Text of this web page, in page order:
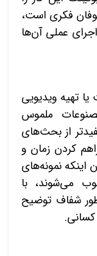
فکری است،
اجرای عملی آن‌ها
تهیه ویدیویی
ملموس
از بحث‌های
کردن زمان و
اینکه نمونه‌های
می‌شوند، با
شفاف توضیح
.